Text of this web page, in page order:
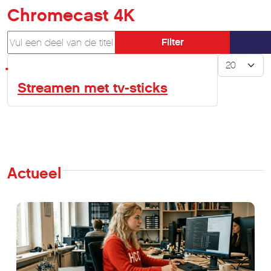
Chromecast 4K
Vul een deel van de titel in
Filter
Toon #
Streamen met tv-sticks
Actueel